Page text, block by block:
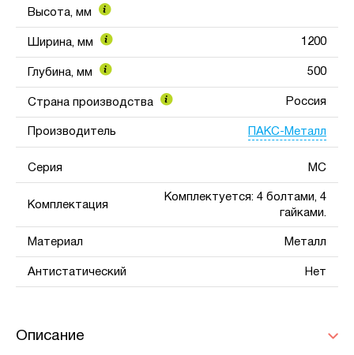
Высота, мм
Ширина, мм 1200
Глубина, мм 500
Страна производства Россия
Производитель ПАКС-Металл
Серия МС
Комплектация
Комплектуется: 4 болтами, 4
гайками.
Материал Металл
Антистатический Нет
Описание